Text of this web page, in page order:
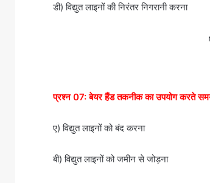
डी) विद्युत लाइनों की निरंतर निगरानी करना
प्रश्न 07: बेयर हैंड तकनीक का उपयोग करते समय
ए) विद्युत लाइनों को बंद करना
बी) विद्युत लाइनों को जमीन से जोड़ना